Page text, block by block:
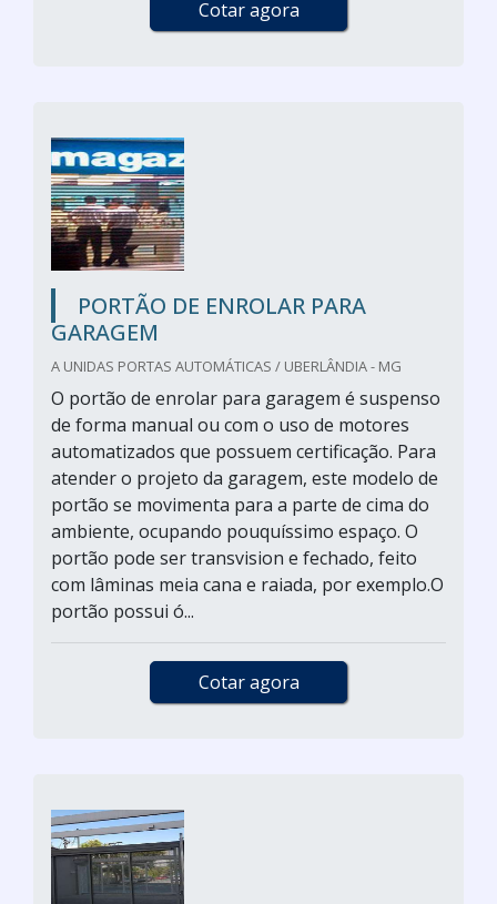
Cotar agora
PORTÃO DE ENROLAR PARA
GARAGEM
A UNIDAS PORTAS AUTOMÁTICAS / UBERLÂNDIA - MG
O portão de enrolar para garagem é suspenso
de forma manual ou com o uso de motores
automatizados que possuem certificação. Para
atender o projeto da garagem, este modelo de
portão se movimenta para a parte de cima do
ambiente, ocupando pouquíssimo espaço. O
portão pode ser transvision e fechado, feito
com lâminas meia cana e raiada, por exemplo.O
portão possui ó...
Cotar agora